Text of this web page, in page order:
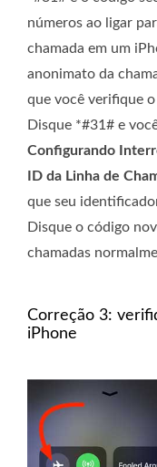
números ao ligar
chamada em um
anonimato da
que você verifique
Disque *#31# e
Configurando
ID da Linha de
que seu
Disque o código
chamadas
Correção 3:
iPhone